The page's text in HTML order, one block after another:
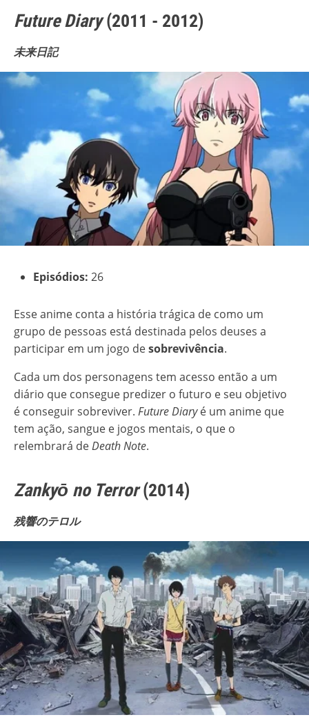
Future Diary(2011 - 2012)
未来日記
Episódios: 26
Esse anime conta a história trágica de como um
grupo de pessoas está destinada pelos deuses a
participar em um jogo desobrevivência.
Cada um dos personagens tem acesso então a um
diário que consegue predizer o futuro e seu objetivo
é conseguir sobreviver. Future Diaryé um anime que
tem ação, sangue e jogos mentais, o que o
relembrará deDeath Note.
Zankyō no Terror(2014)
残響のテロル